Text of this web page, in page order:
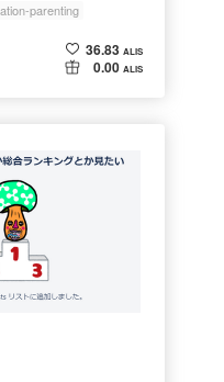
parenting
36.83 ALIS
0.00 ALIS